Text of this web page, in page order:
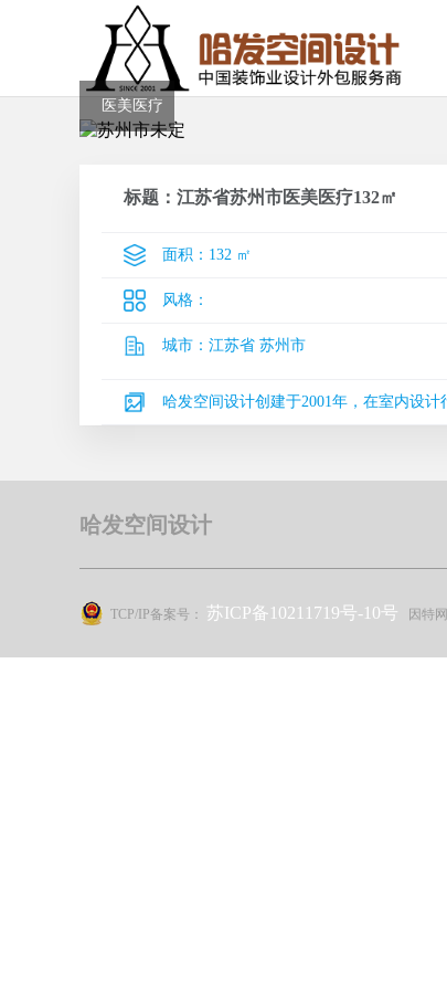
医美医疗
标题：江苏省苏州市医美医疗132㎡
面积： 132 ㎡
风格：
城市： 江苏省 苏州市
哈发空间设计创建于2001年，在室内设
哈发空间设计
TCP/IP备案号： 苏ICP备10211719号-10号 因特